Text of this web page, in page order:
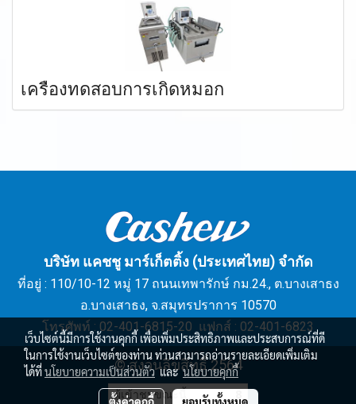
เครื่องทดสอบการเกิดหมอก
บริษัท แคชชู มาร์เก็ตติ้ง (ประเทศไทย) จำกัด
ที่อยู่ : 110/10-12 หมู่ 17 ถนนเทพารักษ์ กม.24., ต.บางเสาธง
อ.บางเสาธง, จ.สมุทรปราการ 10570
โทรศัพท์ : 02-401-6815-20 แฟกส์ : 02-401-6823
© สงวนลิขสิทธิ์ 2564
ผู้เข้าชมขณะนี้ 8
เว็บไซต์นี้มีการใช้งานคุกกี้ เพื่อเพิ่มประสิทธิภาพและประสบการณ์ที่ดี
ในการใช้งานเว็บไซต์ของท่าน ท่านสามารถอ่านรายละเอียดเพิ่มเติม
ได้ที่นโยบายความเป็นส่วนตัวและนโยบายคุกกี้